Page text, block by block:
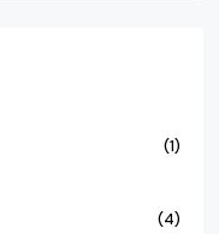
(1)
(4)